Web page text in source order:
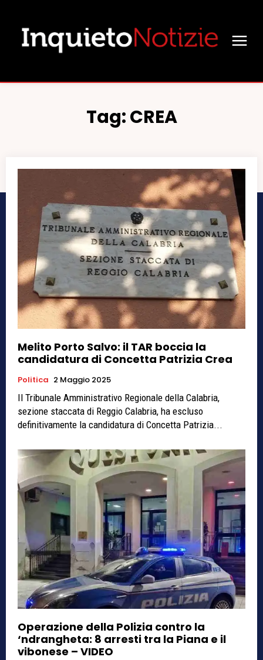
Tag:CREA
Melito Porto Salvo: il TAR boccia la
candidatura di Concetta Patrizia Crea
Politica 2 Maggio 2025
Il Tribunale Amministrativo Regionale della Calabria,
sezione staccata di Reggio Calabria, ha escluso
definitivamente la candidatura di Concetta Patrizia...
Operazione della Polizia contro la
‘ndrangheta: 8 arresti tra la Piana e il
vibonese – VIDEO